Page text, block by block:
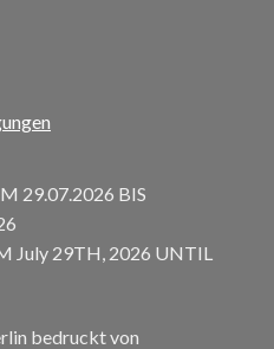
29.07.2026 BIS
July 29TH, 2026 UNTIL
bedruckt von